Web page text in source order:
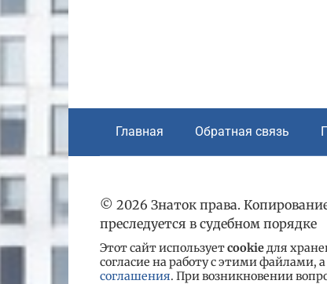
Главная Обратная связь
© 2026 Знаток права.
преследуется в судебном порядке
Этот сайт используетcookieдля
согласие на работу с этими файлами,
соглашения. При возникновении